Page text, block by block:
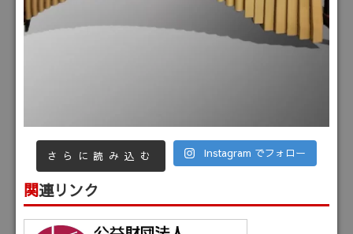
さらに読み込む Instagram でフォロー
関連リンク